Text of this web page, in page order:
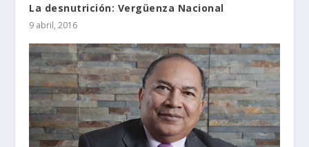
La desnutrición: Vergüenza Nacional
9 abril, 2016